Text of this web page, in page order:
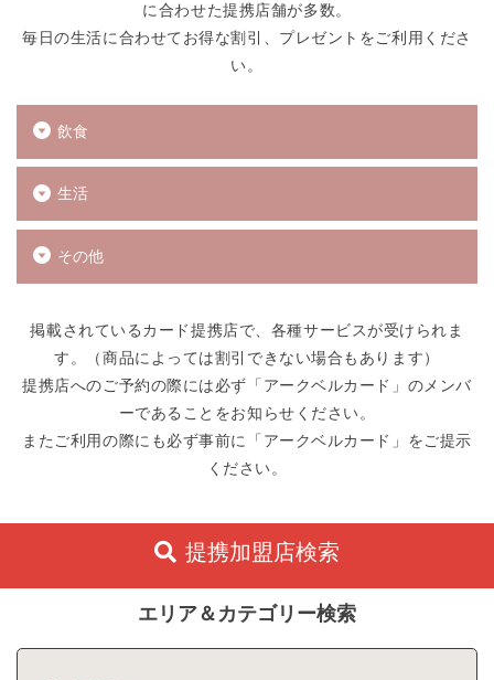
に合わせた提携店舗が多数。
毎日の生活に合わせてお得な割引、プレゼントをご利用くださ
い。
飲食
生活
その他
掲載されているカード提携店で、各種サービスが受けられま
す。（商品によっては割引できない場合もあります）
提携店へのご予約の際には必ず「アークベルカード」のメンバ
ーであることをお知らせください。
またご利用の際にも必ず事前に「アークベルカード」をご提示
ください。
提携加盟店検索
エリア＆カテゴリー検索